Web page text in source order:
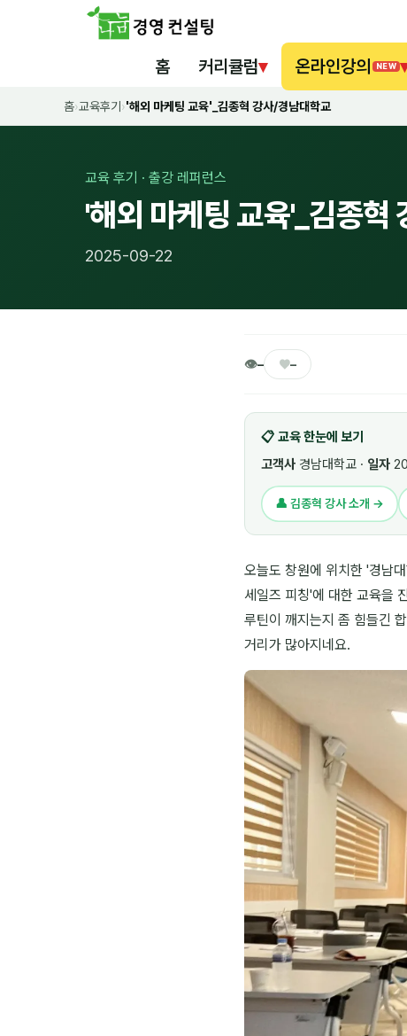
홈 커리큘럼▾ 온라인강의 NEW
홈›교육후기 ›'해외 마케팅 교육'_김종혁 강사/경남대학교
교육 후기 · 출강 레퍼런스
'해외 마케팅 교육'_김종혁
2025-09-22
👁– ♥–
📋 교육 한눈에 보기
고객사 경남대학교 · 일자
👤 김종혁 강사 소개 →
오늘도 창원에 위치한 '경남
세일즈 피칭'에 대한 교육을
루틴이 깨지는지 좀 힘들긴
거리가 많아지네요.